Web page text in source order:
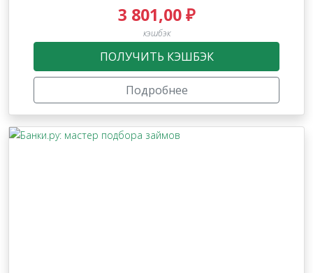
3 801,00 ₽
кэшбэк
ПОЛУЧИТЬ КЭШБЭК
Подробнее